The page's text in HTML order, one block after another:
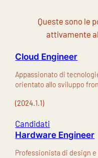
Queste sono le
attivamente
Cloud Engineer
Appassionato di
orientato allo sviluppo
(2024.1.1)
Candidati
Hardware Engineer
Professionista di design